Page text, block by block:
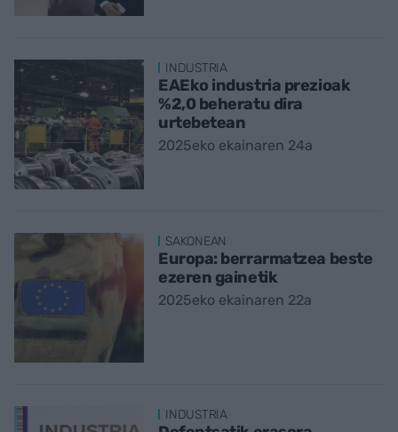
INDUSTRIA
EAEko industria prezioak
%2,0 beheratu dira
urtebetean
2025eko ekainaren 24a
SAKONEAN
Europa: berrarmatzea beste
ezeren gainetik
2025eko ekainaren 22a
INDUSTRIA